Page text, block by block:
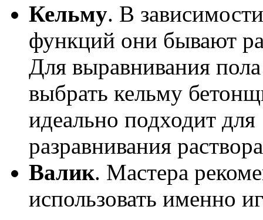
Кельму. В
функций они бывают
Для выравнивания
выбрать кельму
идеально подходит для
разравнивания
Валик. Мастера
использовать именно